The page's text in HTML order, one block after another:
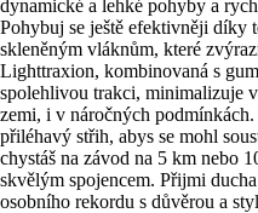
dynamické a lehké pohyby a
Pohybuj se ještě efektivněji díky
skleněným vláknům, které
Lighttraxion, kombinovaná s
spolehlivou trakci, minimalizuje
zemi, i v náročných
přiléhavý střih, abys se mohl
chystáš na závod na 5 km nebo
skvělým spojencem. Přijmi
osobního rekordu s důvěrou a